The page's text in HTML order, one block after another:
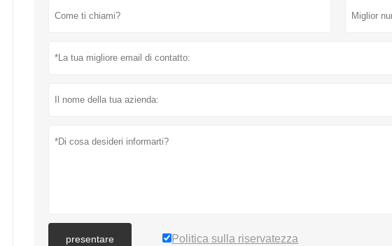
presentare Politica sulla riservatezza